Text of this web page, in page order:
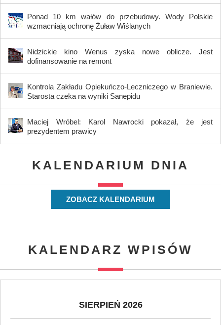
Ponad 10 km wałów do przebudowy. Wody Polskie
wzmacniają ochronę Żuław Wiślanych
Nidzickie kino Wenus zyska nowe oblicze. Jest
dofinansowanie na remont
Kontrola Zakładu Opiekuńczo-Leczniczego w Braniewie.
Starosta czeka na wyniki Sanepidu
Maciej Wróbel: Karol Nawrocki pokazał, że jest
prezydentem prawicy
KALENDARIUM DNIA
ZOBACZ KALENDARIUM
KALENDARZ WPISÓW
SIERPIEŃ 2026